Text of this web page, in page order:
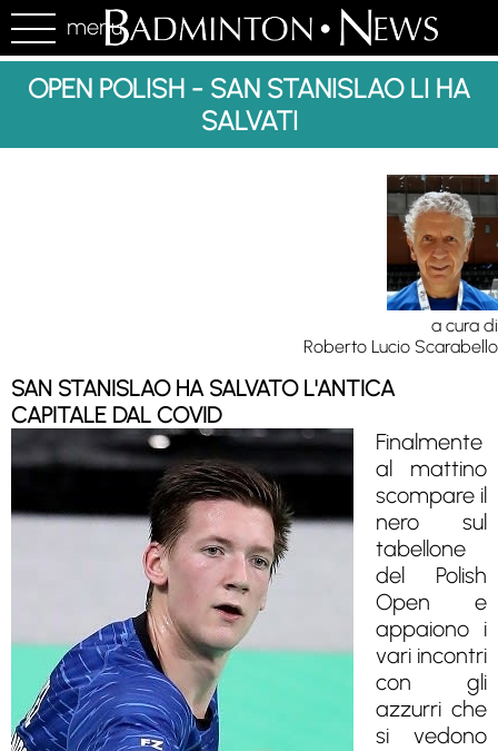
menu
OPEN POLISH - SAN STANISLAO LI HA
SALVATI
a cura di
Roberto Lucio Scarabello
SAN STANISLAO HA SALVATO L'ANTICA
CAPITALE DAL COVID
Finalmente
al mattino
scompare il
nero sul
tabellone
del Polish
Open e
appaiono i
vari incontri
con gli
azzurri che
si vedono